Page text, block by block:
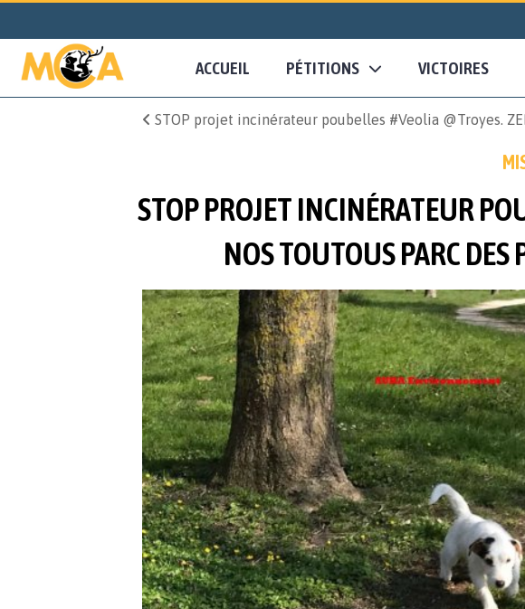
ACCUEIL PÉTITIONS VICTOIRES
STOP projet incinérateur poubelles #Veolia @Troyes.
STOP PROJET INCINÉRATEUR
NOS TOUTOUS PARC DES